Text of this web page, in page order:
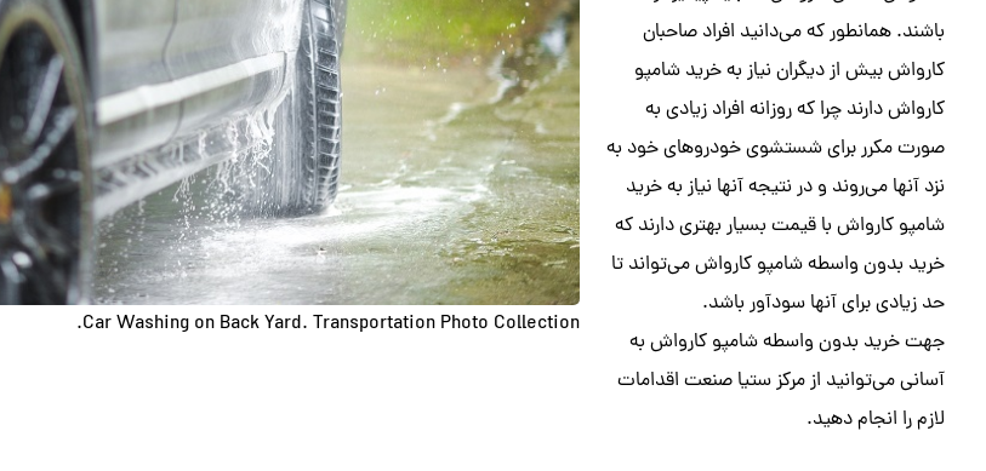
Car Washing on Back Yard. Transportation Photo Collection.
باشند. همانطور که می‌دانید افراد صاحبان
کارواش بیش از دیگران نیاز به خرید شامپو
کارواش دارند چرا که روزانه افراد زیادی به
صورت مکرر برای شستشوی خودروهای خود به
نزد آنها می‌روند و در نتیجه آنها نیاز به خرید
شامپو کارواش با قیمت بسیار بهتری دارند که
خرید بدون واسطه شامپو کارواش می‌تواند تا
حد زیادی برای آنها سودآور باشد.
جهت خرید بدون واسطه شامپو کارواش به
آسانی می‌توانید از مرکز ستیا صنعت اقدامات
لازم را انجام دهید.